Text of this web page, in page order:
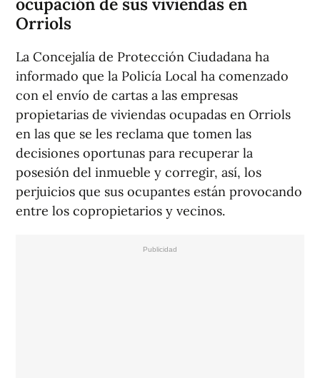
Orriols
La Concejalía de Protección Ciudadana ha
informado que la Policía Local ha comenzado
con el envío de cartas a las empresas
propietarias de viviendas ocupadas en Orriols
en las que se les reclama que tomen las
decisiones oportunas para recuperar la
posesión del inmueble y corregir, así, los
perjuicios que sus ocupantes están provocando
entre los copropietarios y vecinos.